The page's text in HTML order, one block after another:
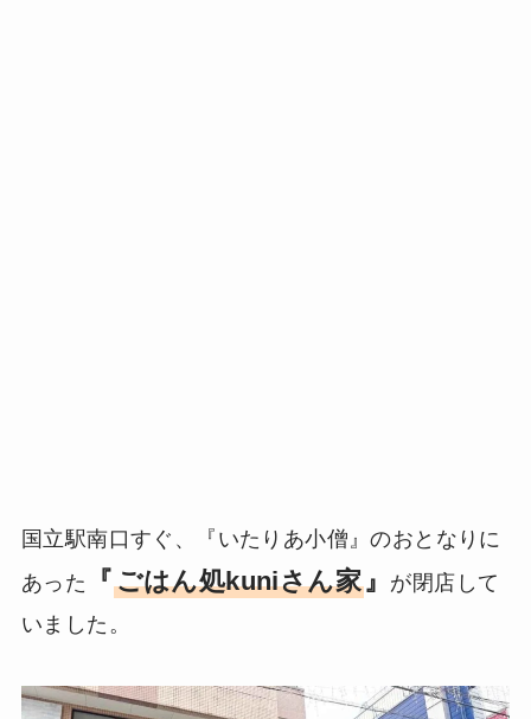
国立駅南口すぐ、『いたりあ小僧』のおとなりに
あった
『ごはん処kuniさん家』
が閉店して
いました。